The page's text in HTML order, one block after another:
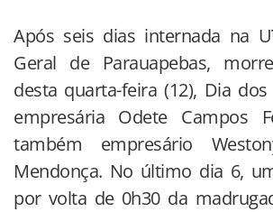
Após seis dias internada na
Geral de Parauapebas,
desta quarta-feira (12), Dia
empresária Odete Campos
também empresário
Mendonça. No último dia 6,
por volta de 0h30 da